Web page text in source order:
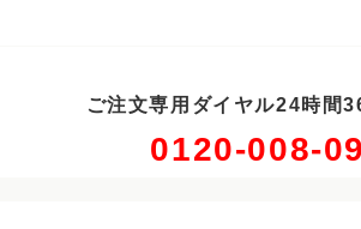
ご注文専用ダイヤル24時間
0120-008-